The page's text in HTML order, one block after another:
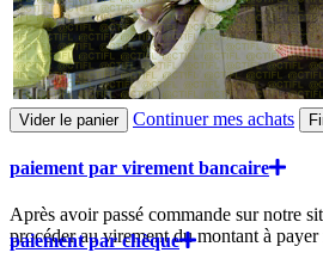
Continuer mes achats
paiement par virement bancaire
Après avoir passé commande sur notre
procéder au virement du montant à
paiement par chèque